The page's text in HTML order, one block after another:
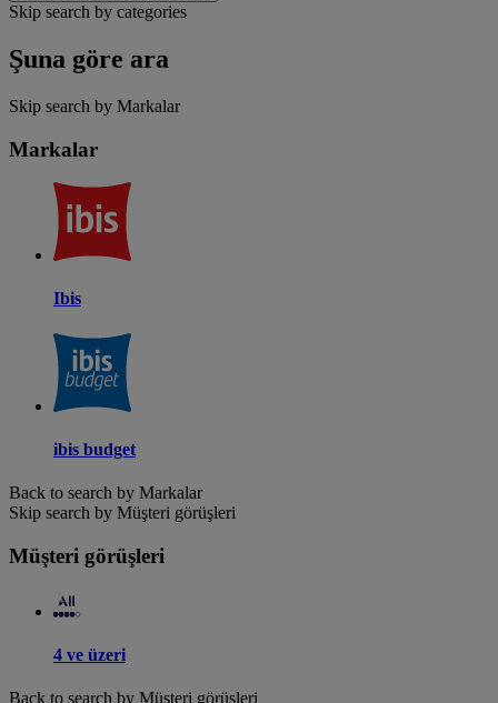
Skip search by categories
Şuna göre ara
Skip search by Markalar
Markalar
Ibis
ibis budget
Back to search by Markalar
Skip search by Müşteri görüşleri
Müşteri görüşleri
4 ve üzeri
Back to search by Müşteri görüşleri